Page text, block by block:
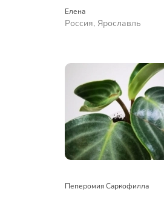
Елена
Россия, Ярославль
Пеперомия Саркофилла